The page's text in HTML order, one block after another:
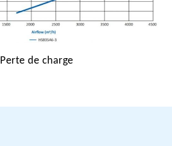
Perte de charge